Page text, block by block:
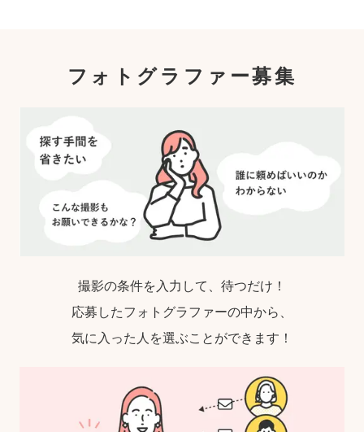
フォトグラファー募集
撮影の条件を入力して、待つだけ！
応募したフォトグラファーの中から、
気に入った人を選ぶことができます！